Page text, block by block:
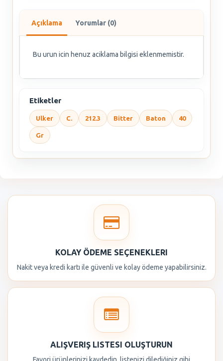
Açıklama Yorumlar (0)
Bu urun icin henuz aciklama bilgisi eklenmemistir.
Etiketler
Ulker C. 212.3 Bitter Baton 40
Gr
KOLAY ÖDEME SEÇENEKLERI
Nakit veya kredi kartı ile güvenli ve kolay ödeme yapabilirsiniz.
ALIŞVERIŞ LISTESI OLUŞTURUN